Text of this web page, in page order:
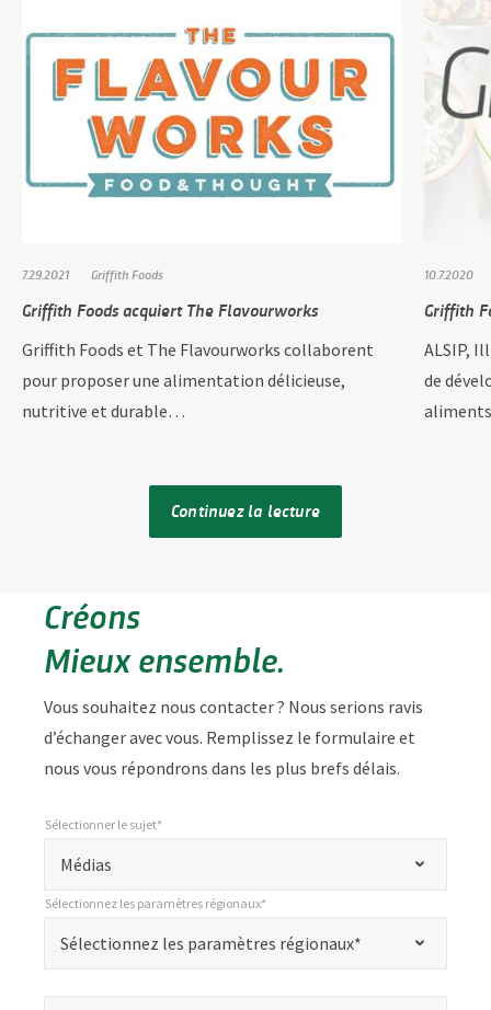
7.29.2021 Griffith Foods
Griffith Foods acquiert The Flavourworks
Griffith Foods et The Flavourworks collaborent
pour proposer une alimentation délicieuse,
nutritive et durable…
10.7.2020
Griffith
ALSIP,
de
Continuez la lecture
Créons
Mieux ensemble.
Vous souhaitez nous contacter ? Nous serions ravis
d’échanger avec vous. Remplissez le formulaire et
nous vous répondrons dans les plus brefs délais.
"
indique
Médias
Sélectionner le sujet*
Sélectionnez les paramètres régionaux*
Sélectionnez les paramètres régionaux*